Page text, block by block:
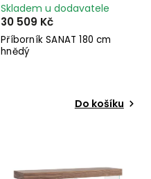
Příborník SANAT 180 cm
hnědý
Skladem u dodavatele
30 509 Kč
Do košíku